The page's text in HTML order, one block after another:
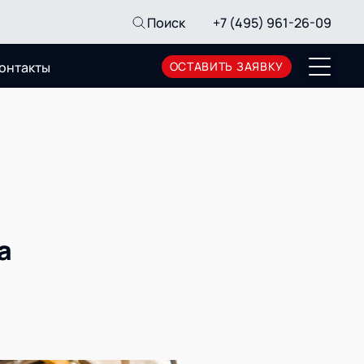
Поиск +7 (495) 961-26-09
ОСТАВИТЬ ЗАЯВКУ